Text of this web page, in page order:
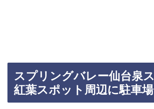
スプリングバレー仙台泉
紅葉スポット周辺に駐車